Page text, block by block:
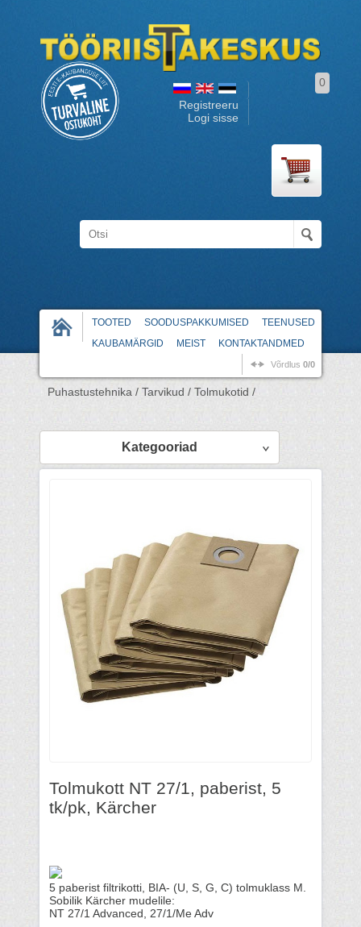
Registreeru
Logi sisse
0
TOOTED SOODUSPAKKUMISED
TEENUSED
KAUBAMÄRGID
MEIST KONTAKTANDMED
Võrdlus 0/0
Puhastustehnika / Tarvikud / Tolmukotid /
Kategooriad
Tolmukott NT 27/1, paberist, 5
tk/pk, Kärcher
5 paberist filtrikotti, BIA- (U, S, G, C) tolmuklass M.
Sobilik Kärcher mudelile:
NT 27/1 Advanced, 27/1/Me Adv